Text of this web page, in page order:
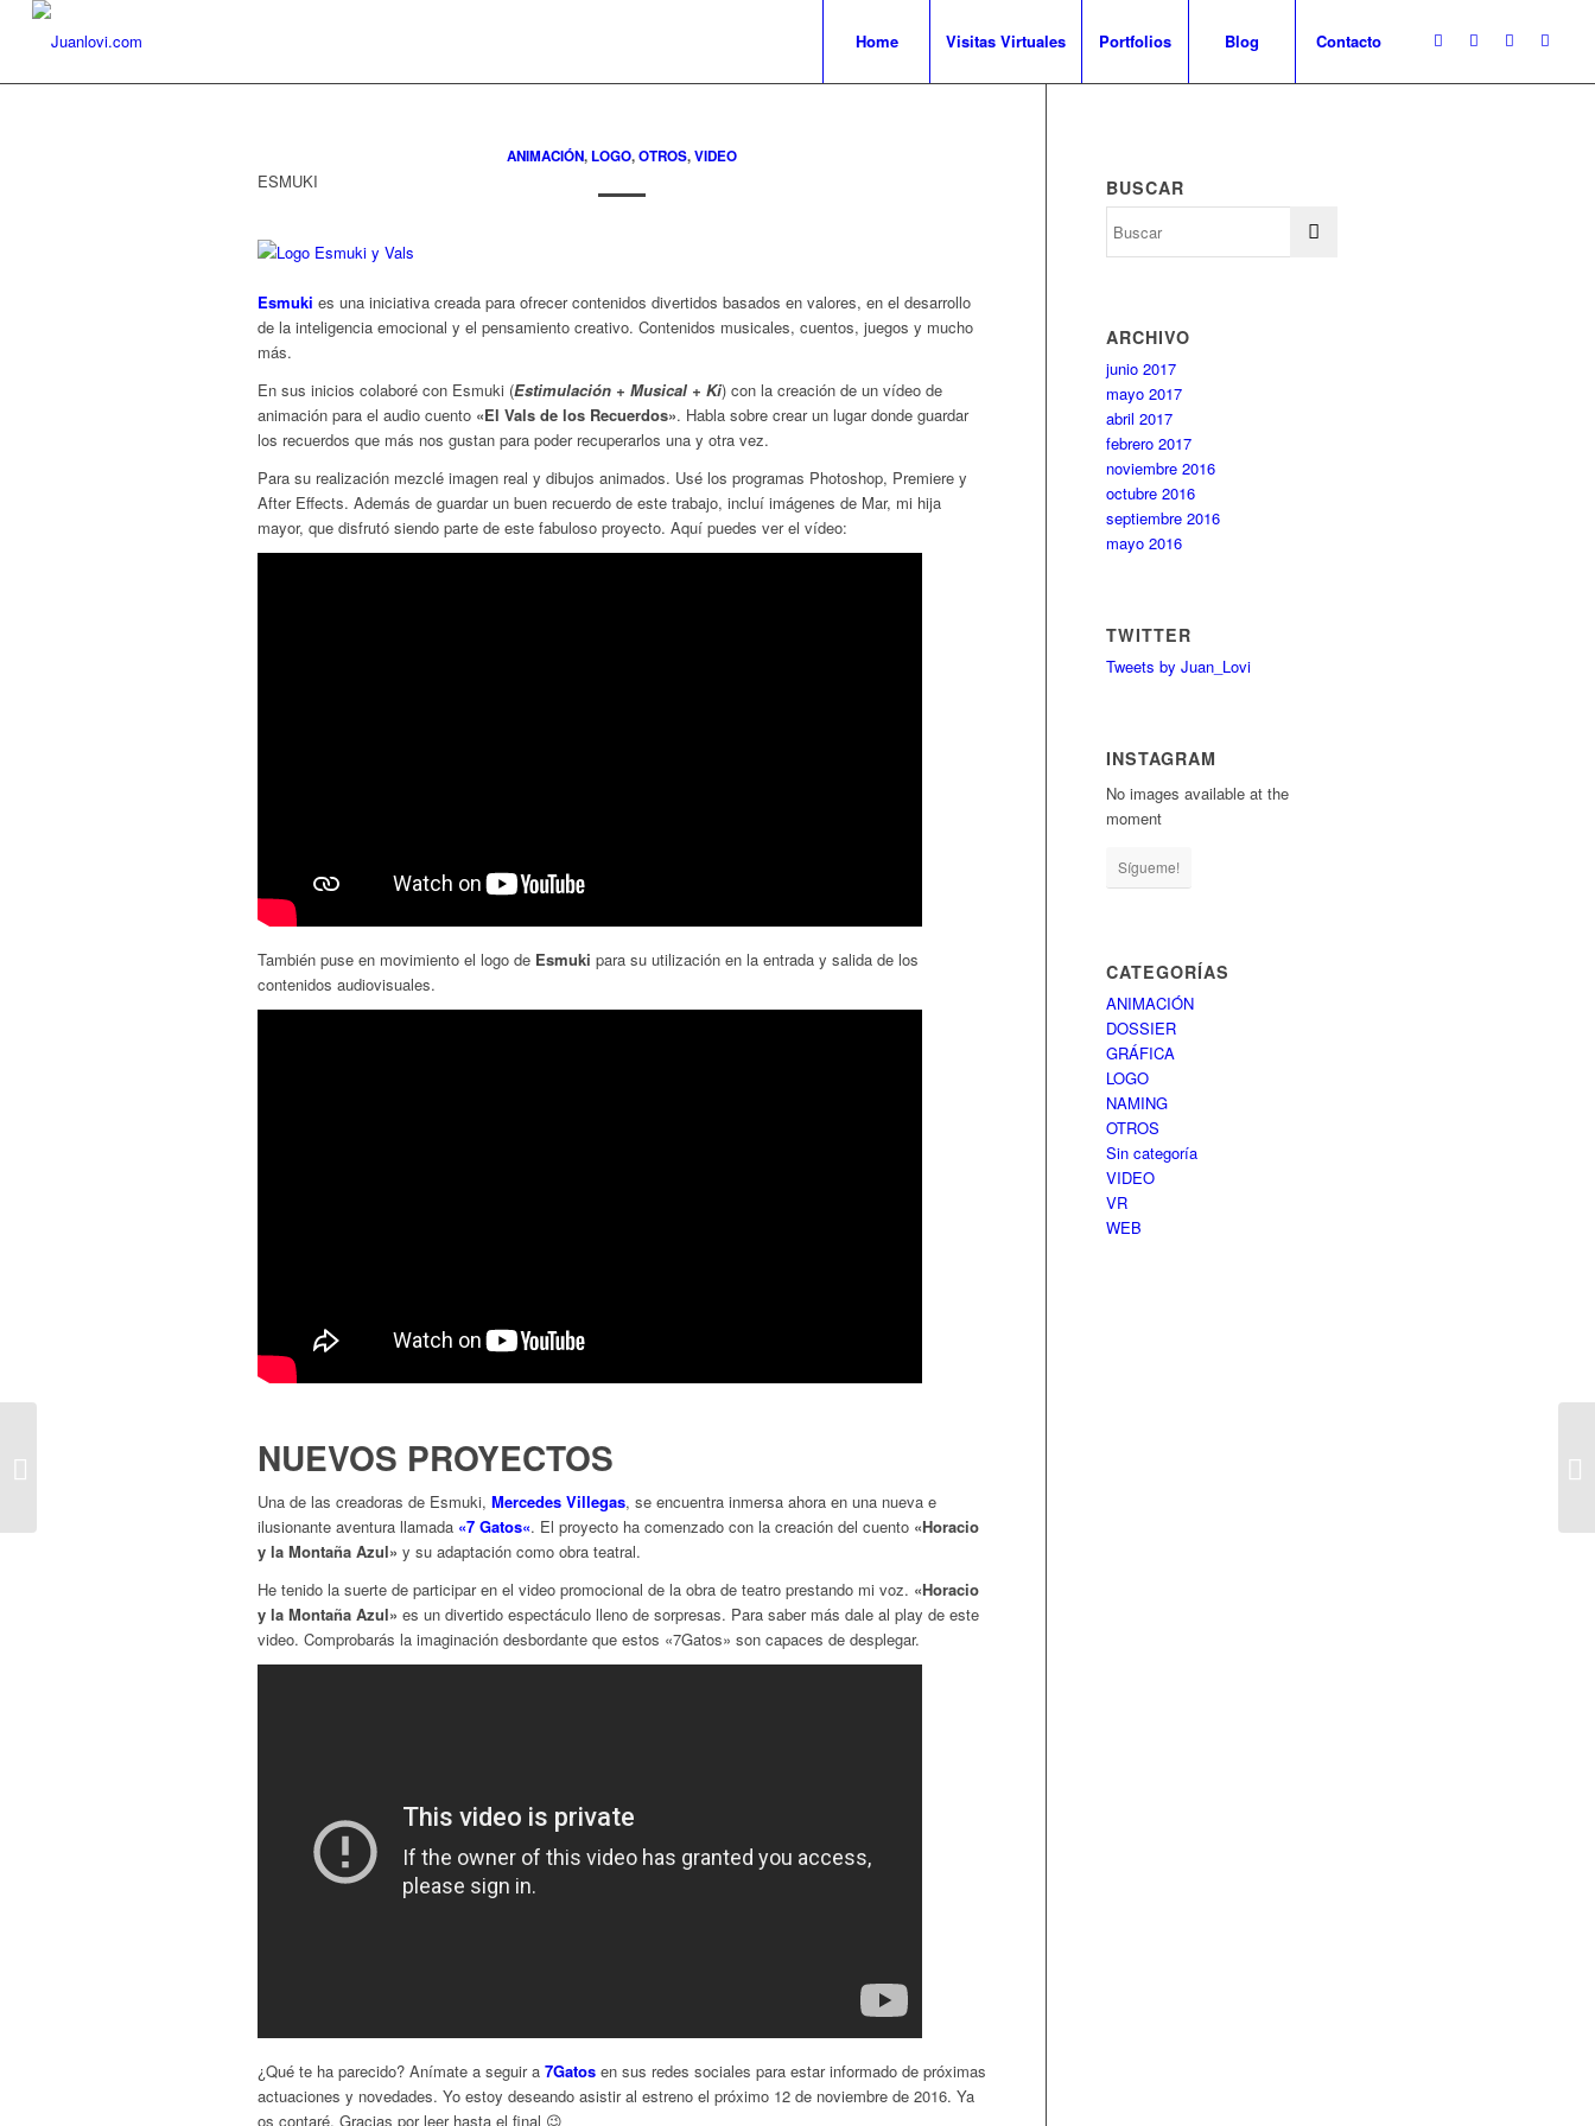
Home Visitas Virtuales Portfolios Blog Contacto
ANIMACIÓN, LOGO,OTROS,VIDEO
ESMUKI
Esmuki es una iniciativa creada para ofrecer contenidos divertidos basados en valores, en el desarrollo
de la inteligencia emocional y el pensamiento creativo. Contenidos musicales, cuentos, juegos y mucho
más.
En sus inicios colaboré con Esmuki (Estimulación + Musical + Ki) con la creación de un vídeo de
animación para el audio cuento «El Vals de los Recuerdos». Habla sobre crear un lugar donde guardar
los recuerdos que más nos gustan para poder recuperarlos una y otra vez.
Para su realización mezclé imagen real y dibujos animados. Usé los programas Photoshop, Premiere y
After Effects. Además de guardar un buen recuerdo de este trabajo, incluí imágenes de Mar, mi hija
mayor, que disfrutó siendo parte de este fabuloso proyecto. Aquí puedes ver el vídeo:
También puse en movimiento el logo de Esmuki para su utilización en la entrada y salida de los
contenidos audiovisuales.
NUEVOS PROYECTOS
Una de las creadoras de Esmuki, Mercedes Villegas, se encuentra inmersa ahora en una nueva e
ilusionante aventura llamada «7 Gatos«. El proyecto ha comenzado con la creación del cuento «Horacio
y la Montaña Azul» y su adaptación como obra teatral.
He tenido la suerte de participar en el video promocional de la obra de teatro prestando mi voz. «Horacio
y la Montaña Azul» es un divertido espectáculo lleno de sorpresas. Para saber más dale al play de este
video. Comprobarás la imaginación desbordante que estos «7Gatos» son capaces de desplegar.
¿Qué te ha parecido? Anímate a seguir a 7Gatos en sus redes sociales para estar informado de próximas
actuaciones y novedades. Yo estoy deseando asistir al estreno el próximo 12 de noviembre de 2016. Ya
os contaré. Gracias por leer hasta el final 😉
BUSCAR
ARCHIVO
junio 2017
mayo 2017
abril 2017
febrero 2017
noviembre 2016
octubre 2016
septiembre 2016
mayo 2016
TWITTER
Tweets by Juan_Lovi
INSTAGRAM
No images available at the
moment
Sígueme!
CATEGORÍAS
ANIMACIÓN
DOSSIER
GRÁFICA
LOGO
NAMING
OTROS
Sin categoría
VIDEO
VR
WEB